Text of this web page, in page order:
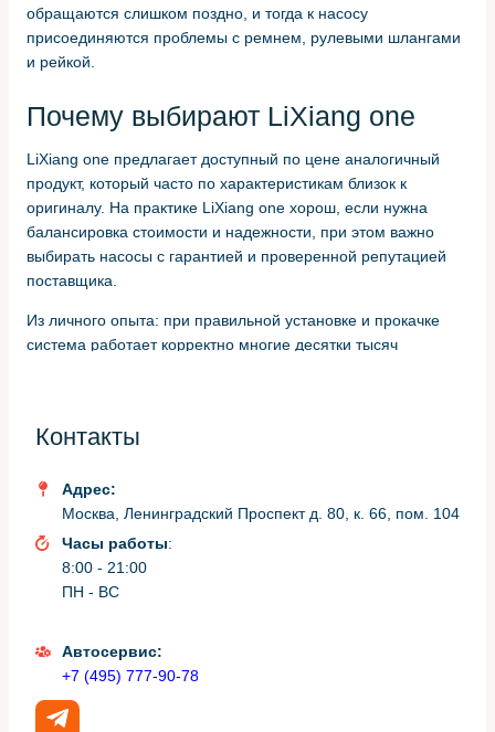
обращаются слишком поздно, и тогда к насосу
присоединяются проблемы с ремнем, рулевыми шлангами
и рейкой.
Почему выбирают LiXiang one
LiXiang one предлагает доступный по цене аналогичный
продукт, который часто по характеристикам близок к
оригиналу. На практике LiXiang one хорош, если нужна
балансировка стоимости и надежности, при этом важно
выбирать насосы с гарантией и проверенной репутацией
поставщика.
Из личного опыта: при правильной установке и прокачке
система работает корректно многие десятки тысяч
Когда LiXiang one — подходящий
выбор
Если бюджет ограничен, а сама гидросистема не имеет
сопутствующих повреждений, LiXiang one часто является
продукцию у надежного поставщика и сверять номера по
совместимости.
Если наблюдаются множественные утечки, коррозия или
Контакты
Адрес:
Москва, Ленинградский Проспект д. 80, к. 66, пом. 104
Часы работы:
8:00 - 21:00
ПН - ВС
Автосервис:
+7 (495) 777-90-78